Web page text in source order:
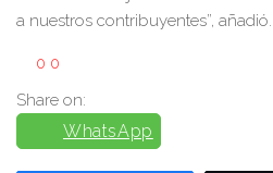
a nuestros contribuyentes”, añadió.
0 0
Share on:
WhatsApp